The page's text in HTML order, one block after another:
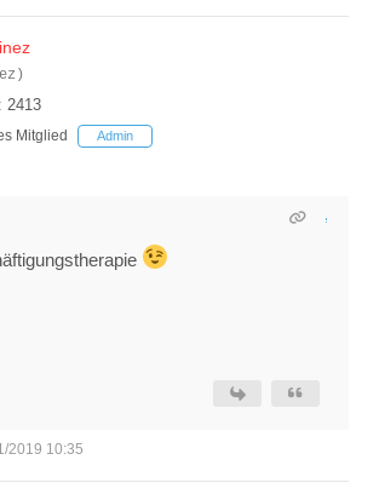
2413
Mitglied Admin
2019 10:35